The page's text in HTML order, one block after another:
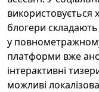
використовується
блогери
у
платформи вже
інтерактивні
можливі